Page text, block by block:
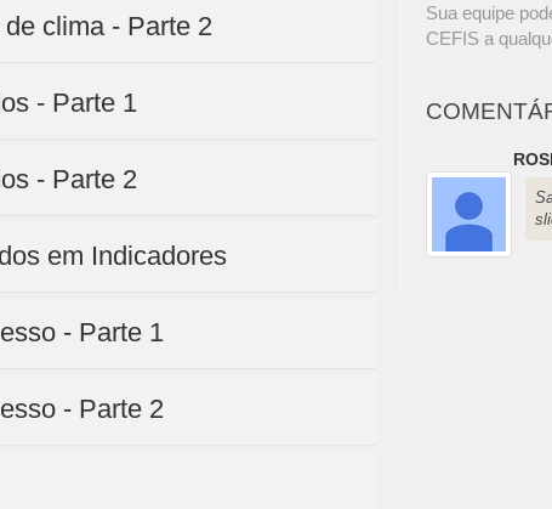
clima - Parte 2
- Parte 1
- Parte 2
em Indicadores
- Parte 1
- Parte 2
Sua equipe
CEFIS a